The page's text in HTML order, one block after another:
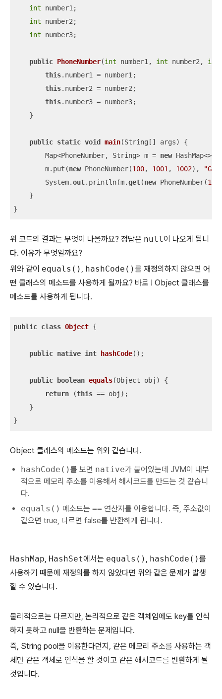
int number1;
int number2;
int number3;
public PhoneNumber(int number1, int number2, int
this.number1 = number1;
this.number2 = number2;
this.number3 = number3;
    }
public static void main(String[] args)
{
        Map<PhoneNumber, String> m =
new
        m.put(
new PhoneNumber(100, 1001, 1002),
        System.
out.println(m.get(new PhoneNumber(100
    }
}
위 코드의 결과는 무엇이 나올까요? 정답은 null이 나오게 됩니
다. 이유가 무엇일까요?
위와 같이 equals() , hashCode()를 재정의하지 않으면 어
떤 클래스의 메소드를 사용하게 될까요? 바로 ! Object 클래스를
메소드를 사용하게 됩니다.
public class Object {
public native int hashCode() ;
public boolean equals(Object obj)
{
return (this == obj);
    }
}
Object 클래스의 메소드는 위와 같습니다.
hashCode()를 보면 native가 붙어있는데 JVM이 내부
적으로 메모리 주소를 이용해서 해시코드를 만드는 것 같습니
다.
equals() 메소드는 == 연산자를 이용합니다. 즉, 주소값이
같으면 true, 다르면 false를 반환하게 됩니다.
HashMap, HashSet에서는 equals() , hashCode()를
사용하기 때문에 재정의를 하지 않았다면 위와 같은 문제가 발생
할 수 있습니다.
물리적으로는 다르지만, 논리적으로 같은 객체임에도 key를 인식
하지 못하고 null을 반환하는 문제입니다.
즉, String pool을 이용한다던지, 같은 메모리 주소를 사용하는 객
체만 같은 객체로 인식을 할 것이고 같은 해시코드를 반환하게 될
것입니다.